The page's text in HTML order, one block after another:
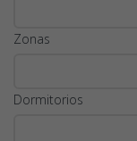
Zonas
Dormitorios